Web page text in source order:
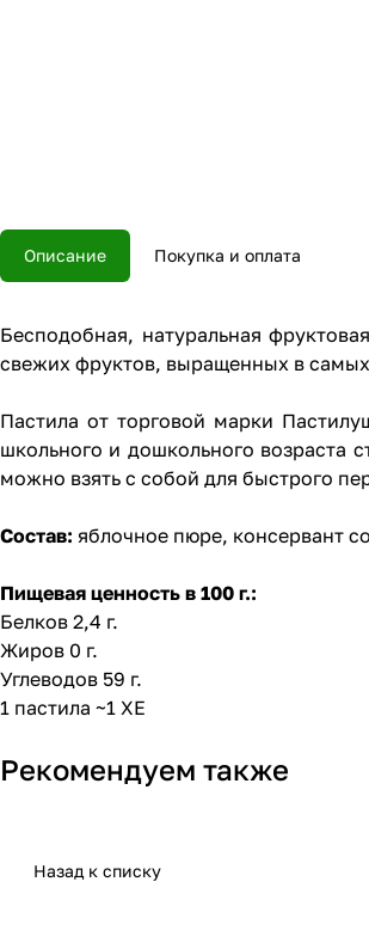
Описание Покупка и оплата
Бесподобная, натуральная
свежих фруктов, выращенных в
Пастила от торговой марки
школьного и дошкольного возраста
можно взять с собой для быстрого
Состав: яблочное пюре, консервант
Пищевая ценность в 100 г.:
Белков 2,4 г.
Жиров 0 г.
Углеводов 59 г.
1 пастила ~1 ХЕ
Рекомендуем также
Назад к списку